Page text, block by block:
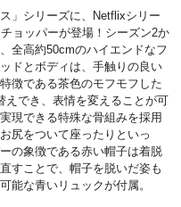
」シリーズに、Netflixシリー
ョッパーが登場！シーズン2か
全高約50cmのハイエンドなフ
ドとボディは、手触りの良い
徴である茶色のモフモフした
えでき、表情を変えることが可
現できる特殊な骨組みを採用
尻をついて座ったりといっ
の象徴である赤い帽子は着脱
すことで、帽子を脱いだ姿も
能な青いリュックが付属。